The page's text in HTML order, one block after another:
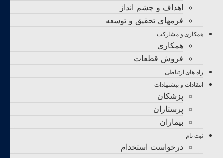
اهداف و چشم انداز
فرمهای تحقیق و توسعه
همکاری و مشارکت
همکاری
فروش قطعات
راه های ارتباطی
انتقادات و پيشنهادات
پزشكان
پرستاران
بيماران
ثبت نام
درخواست استخدام